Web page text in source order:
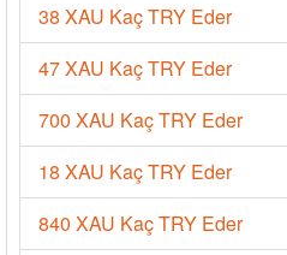
38 XAU Kaç TRY Eder
47 XAU Kaç TRY Eder
700 XAU Kaç TRY Eder
18 XAU Kaç TRY Eder
840 XAU Kaç TRY Eder